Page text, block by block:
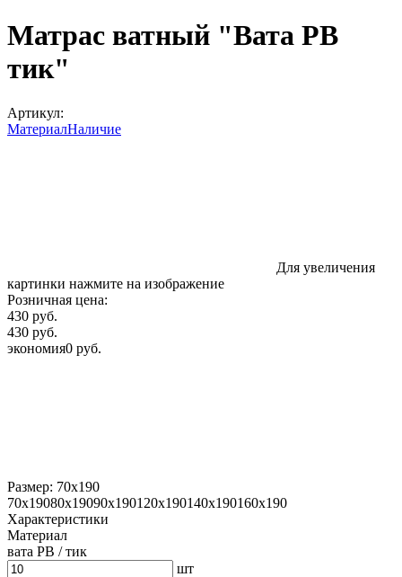
Матрас ватный "Вата РВ
тик"
Артикул:
МатериалНаличие
Для увеличения
картинки нажмите на изображение
Розничная цена:
430 руб.
430 руб.
экономия0 руб.
Размер: 70х190
70х19080х19090х190120х190140х190160х190
Характеристики
Материал
вата РВ / тик
шт